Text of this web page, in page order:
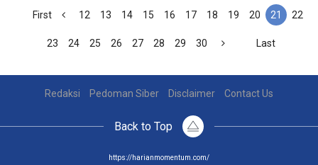
First 12 13 14 15 16 17 18 19 20 21 22
23 24 25 26 27 28 29 30 Last
Redaksi Pedoman Siber Disclaimer Contact Us
Back to Top
https://harianmomentum.com/